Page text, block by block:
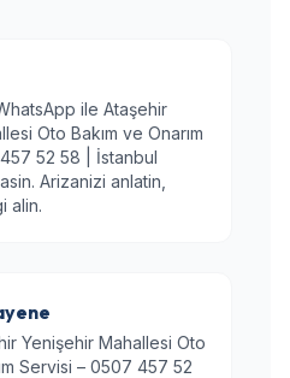
ile Ataşehir
Oto Bakım ve Onarım
52 58 | İstanbul
Arizanizi anlatin,
alin.
Yenişehir Mahallesi Oto
Servisi – 0507 457 52